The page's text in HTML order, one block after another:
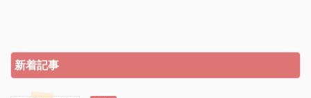
新着記事